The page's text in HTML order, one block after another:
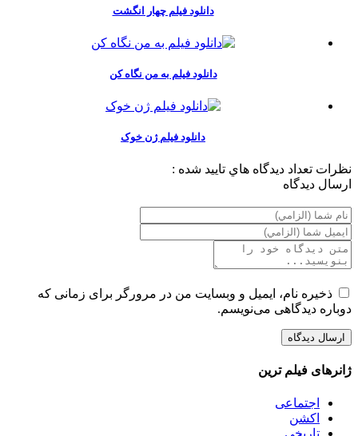
دانلود فیلم چهار انگشت
دانلود فیلم به من نگاه کن
دانلود فیلم ژن خوک
نظرات تعداد ديدگاه هاي تاييد شده :
ارسال ديدگاه
ذخیره نام، ایمیل و وبسایت من در مرورگر برای زمانی که
دوباره دیدگاهی می‌نویسم.
ژانرهای فیلم ترین
اجتماعی
اکشن
تاریخی